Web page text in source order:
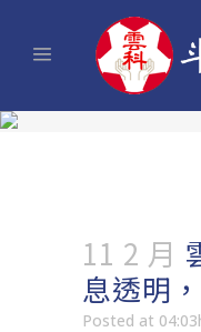
11 2 月
息透明
Posted at